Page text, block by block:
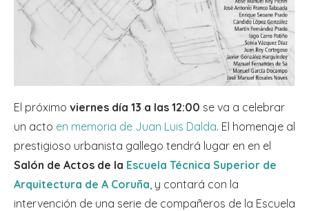
El próximo viernes día 13 a las 12:00 se va a celebrar
un acto en memoria de Juan Luis Dalda. El homenaje al
prestigioso urbanista gallego tendrá lugar en en el
Salón de Actos de la Escuela Técnica Superior de
Arquitectura de A Coruña , y contará con la
intervención de una serie de compañeros de la Escuela